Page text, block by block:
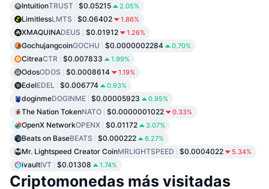
IntuitionTRUST $0.05215 2.05%
LimitlessLMTS $0.06402 1.86%
XMAQUINADEUS $0.01912 1.26%
GochujangcoinGOCHU $0.0000002284 0.70%
CitreaCTR $0.007833 1.99%
OdosODOS $0.0008614 1.19%
EdelEDEL $0.006774 0.93%
doginmeDOGINME $0.00005923 0.95%
The Nation TokenNATO $0.0000001022 0.33%
OpenX NetworkOPENX $0.01172 3.07%
Beats on BaseBEATS $0.000222 6.27%
Mr. Lightspeed Creator CoinMRLIGHTSPEED $0.0004022 5.34%
ivaultIVT $0.01308 1.74%
Criptomonedas más visitadas